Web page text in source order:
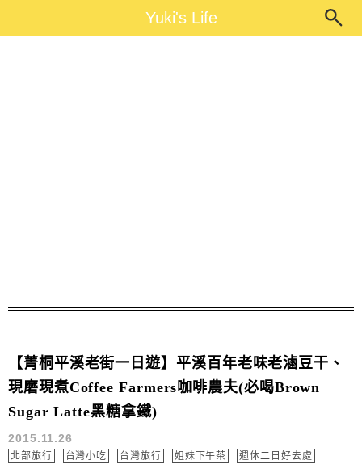
Yuki's LifeYuki's Life
【菁桐平溪老街一日遊】平溪百年老味老滷豆干、
現磨現煮Coffee Farmers咖啡農夫(必喝Brown
Sugar Latte黑糖拿鐵)
2015.11.26
北部旅行 台灣小吃 台灣旅行 姐妹下午茶 週休二日好去處